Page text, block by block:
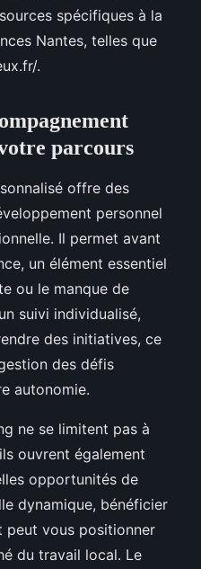
spécifiques à la
Nantes, telles que
.
parcours
offre des
personnel
Il permet avant
un élément essentiel
ou le manque de
suivi individualisé,
des initiatives, ce
des défis
autonomie.
ne se limitent pas à
ouvrent également
opportunités de
dynamique, bénéficier
peut vous positionner
du travail local. Le